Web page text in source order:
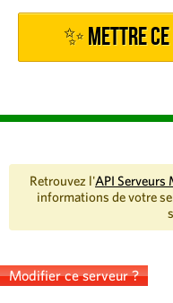
✨ Mettre
Retrouvez l'API Serveurs
informations de votre
Modifier ce serveur ?